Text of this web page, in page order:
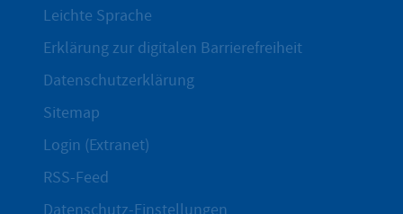
Leichte Sprache
Erklärung zur digitalen Barrierefreiheit
Datenschutzerklärung
Sitemap
Login (Extranet)
RSS-Feed
Datenschutz-Einstellungen